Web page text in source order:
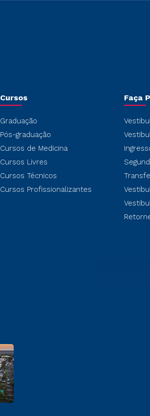
Cursos
Graduação
Pós-graduação
Cursos de Medicina
Cursos Livres
Cursos Técnicos
Cursos Profissionalizantes
Faça